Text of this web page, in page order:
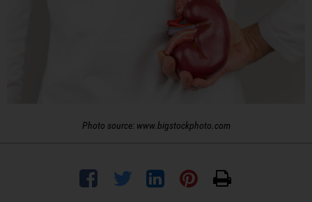
Photo source: www.bigstockphoto.com